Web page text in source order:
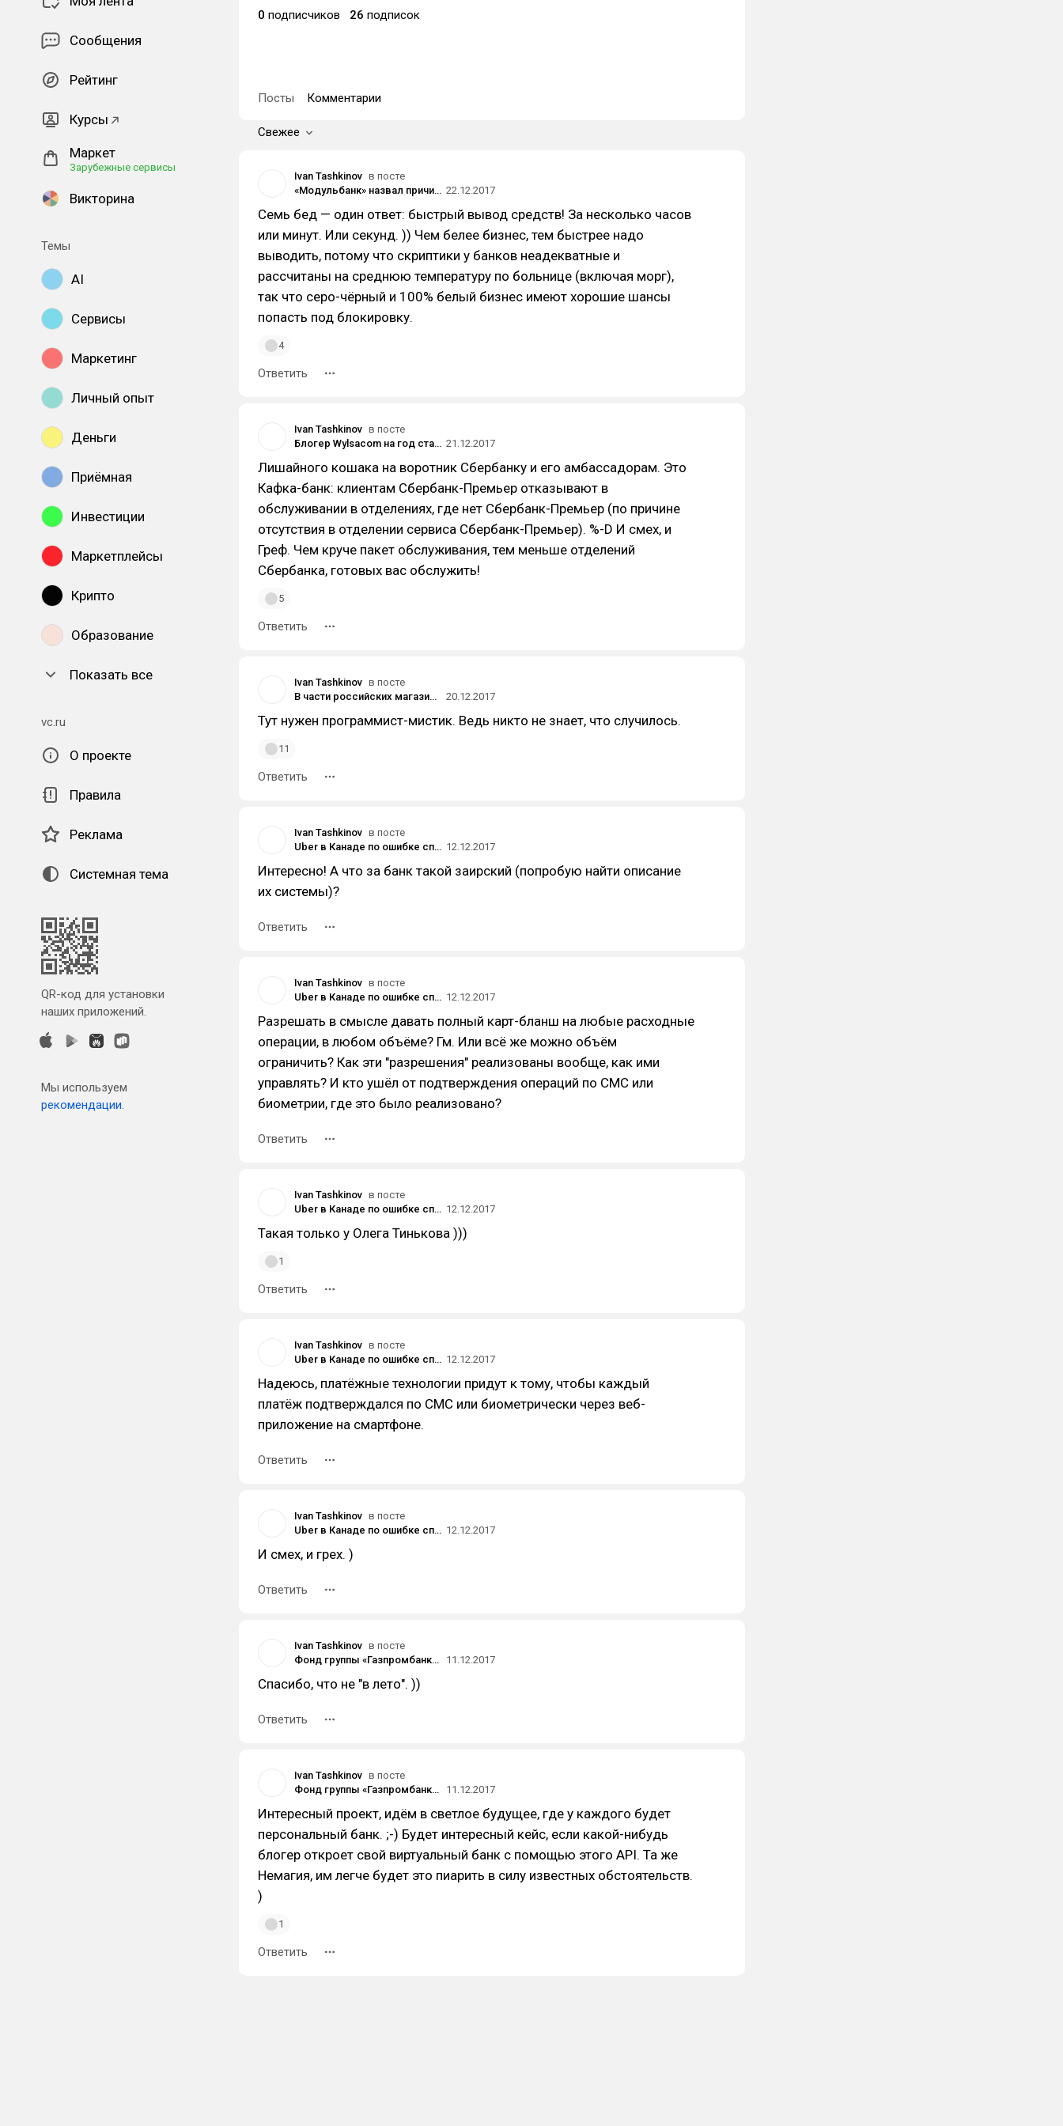
Сообщения
Рейтинг
Курсы
Маркет
Зарубежные сервисы
Викторина
Темы
AI
Сервисы
Маркетинг
Личный опыт
Деньги
Приёмная
Инвестиции
Маркетплейсы
Крипто
Образование
Показать все
vc.ru
О проекте
Правила
Реклама
Системная тема
QR-код для установки
наших приложений.
Мы используем
рекомендации.
0 подписчиков 26 подписок
Посты Комментарии
Свежее
Ivan Tashkinov в посте
«Модульбанк» назвал причины блокировки счетов малого бизнеса 22.12.2017
Семь бед — один ответ: быстрый вывод средств! За несколько часов
или минут. Или секунд. )) Чем белее бизнес, тем быстрее надо
выводить, потому что скриптики у банков неадекватные и
рассчитаны на среднюю температуру по больнице (включая морг),
так что серо-чёрный и 100% белый бизнес имеют хорошие шансы
попасть под блокировку.
4
Ответить
Ivan Tashkinov в посте
Блогер Wylsacom на год стал амбассадором «Сбербанка» 21.12.2017
Лишайного кошака на воротник Сбербанку и его амбассадорам. Это
Кафка-банк: клиентам Сбербанк-Премьер отказывают в
обслуживании в отделениях, где нет Сбербанк-Премьер (по причине
отсутствия в отделении сервиса Сбербанк-Премьер). %-D И смех, и
Греф. Чем круче пакет обслуживания, тем меньше отделений
Сбербанка, готовых вас обслужить!
5
Ответить
Ivan Tashkinov в посте
В части российских магазинов произошёл сбой в работе онлайн-касс
20.12.2017
Тут нужен программист-мистик. Ведь никто не знает, что случилось.
11
Ответить
Ivan Tashkinov в посте
Uber в Канаде по ошибке списал с пассажира больше $14 000 за поездку стоимостью $20 12.12.2017
Интересно! А что за банк такой заирский (попробую найти описание
их системы)?
Ответить
Ivan Tashkinov в посте
Uber в Канаде по ошибке списал с пассажира больше $14 000 за поездку стоимостью $20 12.12.2017
Разрешать в смысле давать полный карт-бланш на любые расходные
операции, в любом объёме? Гм. Или всё же можно объём
ограничить? Как эти "разрешения" реализованы вообще, как ими
управлять? И кто ушёл от подтверждения операций по СМС или
биометрии, где это было реализовано?
Ответить
Ivan Tashkinov в посте
Uber в Канаде по ошибке списал с пассажира больше $14 000 за поездку стоимостью $20 12.12.2017
Такая только у Олега Тинькова )))
1
Ответить
Ivan Tashkinov в посте
Uber в Канаде по ошибке списал с пассажира больше $14 000 за поездку стоимостью $20 12.12.2017
Надеюсь, платёжные технологии придут к тому, чтобы каждый
платёж подтверждался по СМС или биометрически через веб-
приложение на смартфоне.
Ответить
Ivan Tashkinov в посте
Uber в Канаде по ошибке списал с пассажира больше $14 000 за поездку стоимостью $20 12.12.2017
И смех, и грех. )
Ответить
Ivan Tashkinov в посте
Фонд группы «Газпромбанка» запустил «конструктор банков» API Bank
11.12.2017
Спасибо, что не "в лето". ))
Ответить
Ivan Tashkinov в посте
Фонд группы «Газпромбанка» запустил «конструктор банков» API Bank
11.12.2017
Интересный проект, идём в светлое будущее, где у каждого будет
персональный банк. ;-) Будет интересный кейс, если какой-нибудь
блогер откроет свой виртуальный банк с помощью этого API. Та же
Немагия, им легче будет это пиарить в силу известных обстоятельств.
)
1
Ответить